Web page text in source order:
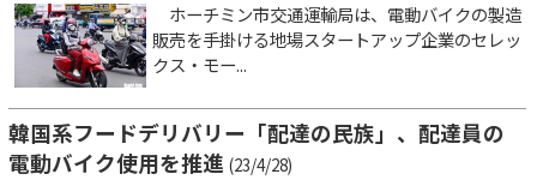
ホーチミン市交通運輸局は、電動バイクの製造
販売を手掛ける地場スタートアップ企業のセレッ
クス・モー...
韓国系フードデリバリー「配達の民族」、配達員の
電動バイク使用を推進 (23/4/28)